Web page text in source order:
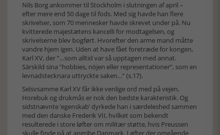
Nils Borg ankommer til Stockholm i slutningen af april –
efter mere end 50 dage til fods. Med sig havde han flere
skrivelser, som 70 mennesker havde skrevet under på. Nu
kvitterede majestætens kancelli for modtagelsen, og
skrivelserne blev bogført. Hvorefter den arme mand måtte
vandre hjem igen. Uden at have fået foretræde for kongen,
Karl XV, der ”…som alltid var så upptagen med annat.
Särskild sina ”hobbies, nöjen eller representationer”, som en
levnadstecknara uttryckte saken…” (s.17).
Selsvsamme Karl XV får ikke venlige ord med på vejen,
Horebuk og drukmås er nok den bedste karakteristik. Og
sidstnævnte ’egenskab’ dyrkede han i særdeleshed sammen
med den danske Frederik VII, hvilket som bekendt
resulterede i store løfter om militær støtte, hvis Preussen
skulle finde på at angribe Danmark. Løfter der omgående